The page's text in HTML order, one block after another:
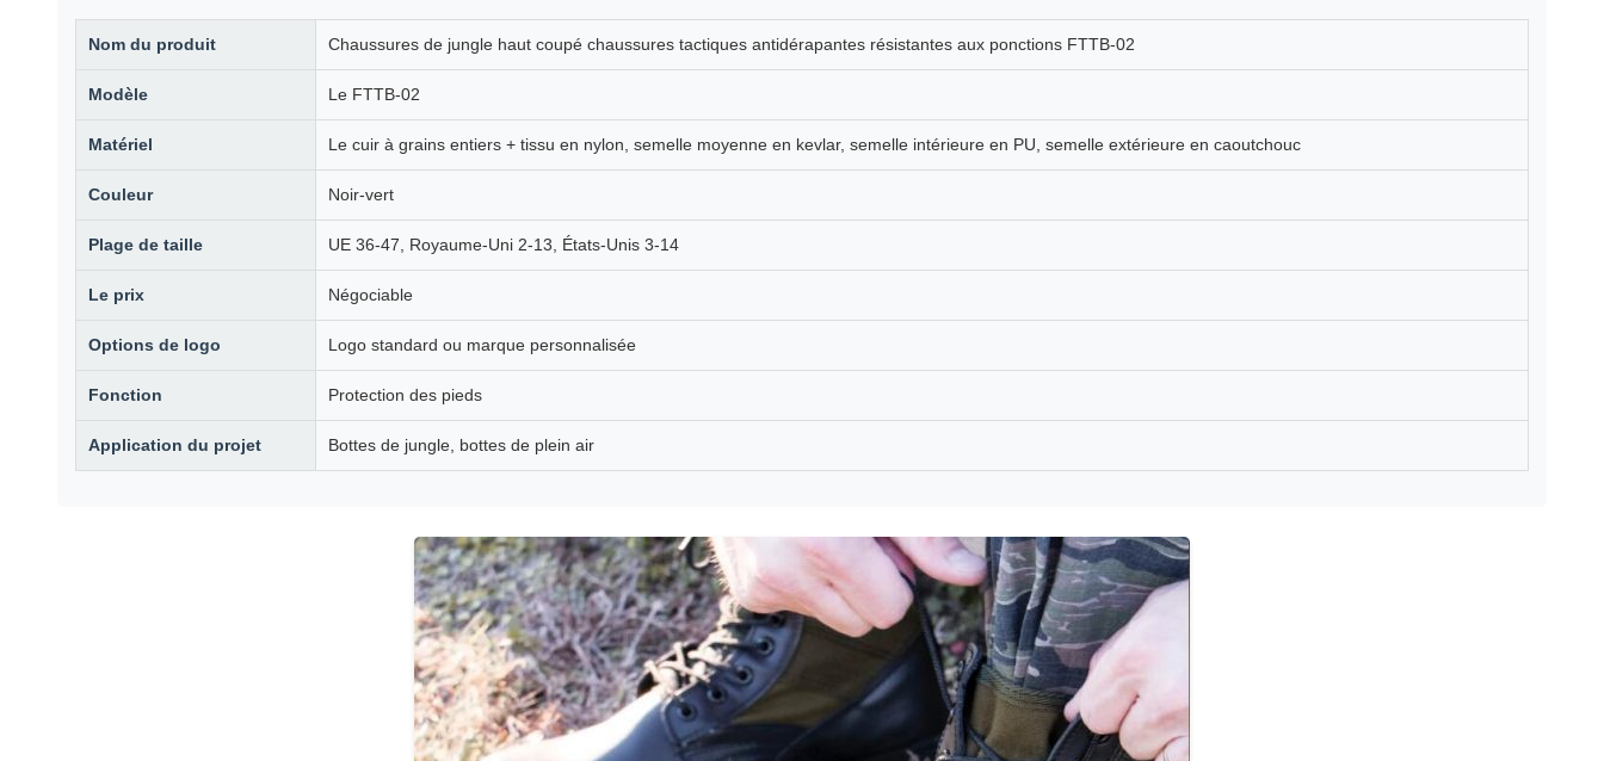
Nom du produit Chaussures de jungle haut coupé chaussures tactiques antidérapantes résistantes aux ponctions FTTB-02
Modèle Le FTTB-02
Matériel Le cuir à grains entiers + tissu en nylon, semelle moyenne en kevlar, semelle intérieure en PU, semelle extérieure en caoutchouc
Couleur Noir-vert
Plage de taille UE 36-47, Royaume-Uni 2-13, États-Unis 3-14
Le prix Négociable
Options de logo Logo standard ou marque personnalisée
Fonction Protection des pieds
Application du projet Bottes de jungle, bottes de plein air